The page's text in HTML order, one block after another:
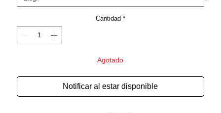
Cantidad *
Agotado
Notificar al estar disponible